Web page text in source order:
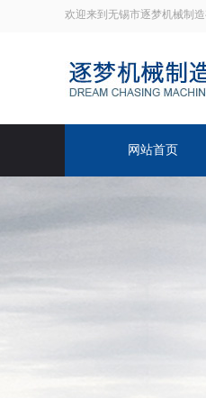
欢迎来到无锡市逐梦机械制造
网站首页